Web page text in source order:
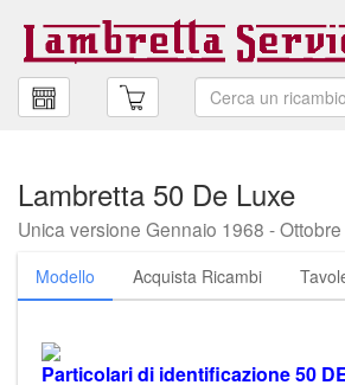
Lambretta 50 De Luxe
Unica versione Gennaio 1968 -
Modello Acquista Ricambi
Particolari di identificazione 50